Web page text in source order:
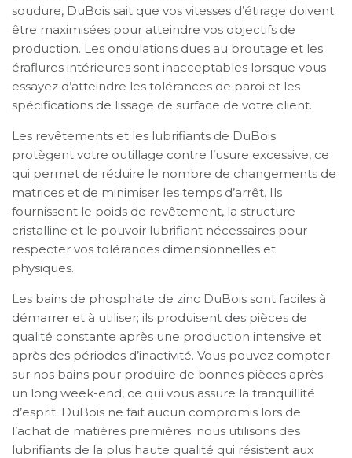
soudure, DuBois sait que vos vitesses d’étirage doivent
être maximisées pour atteindre vos objectifs de
production. Les ondulations dues au broutage et les
éraflures intérieures sont inacceptables lorsque vous
essayez d’atteindre les tolérances de paroi et les
spécifications de lissage de surface de votre client.
Les revêtements et les lubrifiants de DuBois
protègent votre outillage contre l’usure excessive, ce
qui permet de réduire le nombre de changements de
matrices et de minimiser les temps d’arrêt. Ils
fournissent le poids de revêtement, la structure
cristalline et le pouvoir lubrifiant nécessaires pour
respecter vos tolérances dimensionnelles et
physiques.
Les bains de phosphate de zinc DuBois sont faciles à
démarrer et à utiliser; ils produisent des pièces de
qualité constante après une production intensive et
après des périodes d’inactivité. Vous pouvez compter
sur nos bains pour produire de bonnes pièces après
un long week-end, ce qui vous assure la tranquillité
d’esprit. DuBois ne fait aucun compromis lors de
l’achat de matières premières; nous utilisons des
lubrifiants de la plus haute qualité qui résistent aux